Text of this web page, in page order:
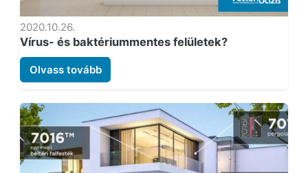
2020.10.26.
Vírus- és baktériummentes felületek?
Olvass tovább